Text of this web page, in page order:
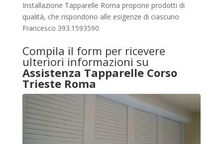
Installazione Tapparelle Roma propone prodotti di
qualità, che rispondono alle esigenze di ciascuno
Francesco 393.1593590
Compila il form per ricevere
ulteriori informazioni su
Assistenza Tapparelle Corso
Trieste Roma